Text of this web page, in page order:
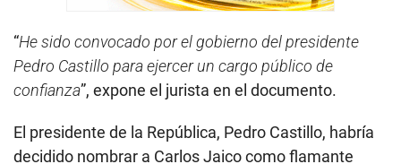
“He sido convocado por el gobierno del presidente
Pedro Castillo para ejercer un cargo público de
confianza”, expone el jurista en el documento.
El presidente de la República, Pedro Castillo, habría
decidido nombrar a Carlos Jaico como flamante